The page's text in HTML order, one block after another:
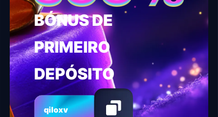
BÓNUS DE
PRIMEIRO
DEPÓSITO
qiloxv